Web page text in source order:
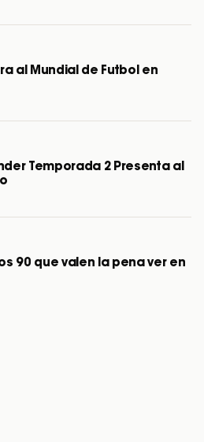
al Mundial de Futbol en
Temporada 2 Presenta al
90 que valen la pena ver en